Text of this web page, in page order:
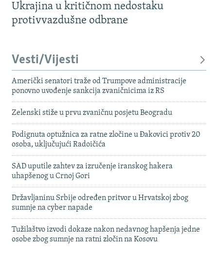
Ukrajina u kritičnom nedostaku
protivvazdušne odbrane
Vesti/Vijesti
Američki senatori traže od Trumpove administracije
ponovno uvođenje sankcija zvaničnicima iz RS
Zelenski stiže u prvu zvaničnu posjetu Beogradu
Podignuta optužnica za ratne zločine u Đakovici protiv 20
osoba, uključujući Radoičića
SAD uputile zahtev za izručenje iranskog hakera
uhapšenog u Crnoj Gori
Državljaninu Srbije određen pritvor u Hrvatskoj zbog
sumnje na cyber napade
Tužilaštvo izvodi dokaze nakon nedavnog hapšenja jedne
osobe zbog sumnje na ratni zločin na Kosovu